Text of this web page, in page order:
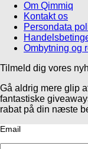
Om Qimmiq
Kontakt os
Persondata
Ombytning og
Tilmeld dig vores
Gå aldrig mere glip
fantastiske
rabat på din næste
Email